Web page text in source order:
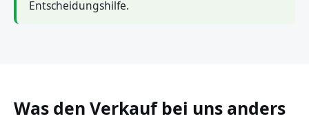
Entscheidungshilfe.
Was den Verkauf bei uns anders